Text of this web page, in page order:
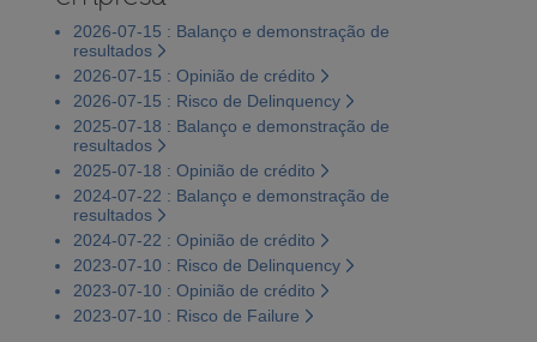
2026-07-15 : Balanço e demonstração de
resultados
2026-07-15 : Opinião de crédito
2026-07-15 : Risco de Delinquency
2025-07-18 : Balanço e demonstração de
resultados
2025-07-18 : Opinião de crédito
2024-07-22 : Balanço e demonstração de
resultados
2024-07-22 : Opinião de crédito
2023-07-10 : Risco de Delinquency
2023-07-10 : Opinião de crédito
2023-07-10 : Risco de Failure